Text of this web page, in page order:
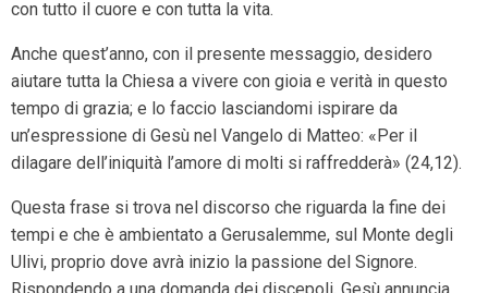
con tutto il cuore e con tutta la vita.
Anche quest’anno, con il presente messaggio, desidero
aiutare tutta la Chiesa a vivere con gioia e verità in questo
tempo di grazia; e lo faccio lasciandomi ispirare da
un’espressione di Gesù nel Vangelo di Matteo: «Per il
dilagare dell’iniquità l’amore di molti si raffredderà» (24,12).
Questa frase si trova nel discorso che riguarda la fine dei
tempi e che è ambientato a Gerusalemme, sul Monte degli
Ulivi, proprio dove avrà inizio la passione del Signore.